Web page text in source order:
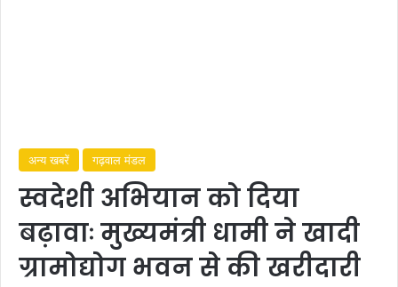
अन्य खबरें गढ़वाल मंडल
स्वदेशी अभियान को दिया
बढ़ावाः मुख्यमंत्री धामी ने खादी
ग्रामोद्योग भवन से की खरीदारी